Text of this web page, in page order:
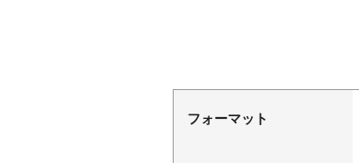
フォーマット